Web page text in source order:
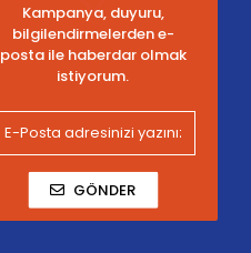
Kampanya, duyuru,
bilgilendirmelerden e-
posta ile haberdar olmak
istiyorum.
GÖNDER